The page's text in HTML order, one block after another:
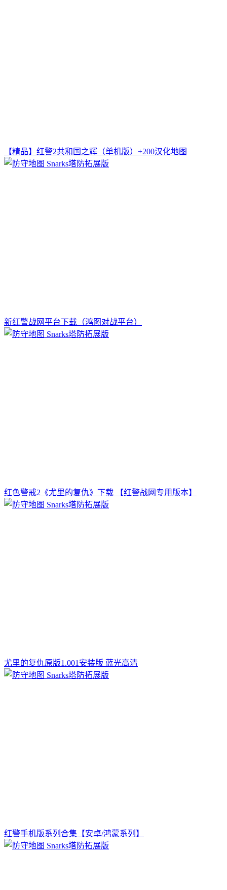
【精品】红警2共和国之辉（单机版）+200汉化地图
新红警战网平台下载（鸿图对战平台）
红色警戒2《尤里的复仇》下载 【红警战网专用版本】
尤里的复仇原版1.001安装版 蓝光高清
红警手机版系列合集【安卓/鸿蒙系列】